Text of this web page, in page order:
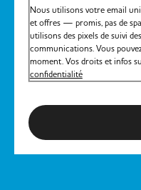
Nous utilisons votre email
et offres — promis, pas de
utilisons des pixels de suivi
communications. Vous
moment. Vos droits et infos
confidentialité